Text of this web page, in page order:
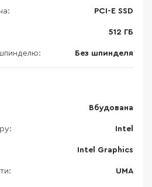
PCI-E SSD
512 ГБ
Без шпинделя
Вбудована
Intel
Intel Graphics
UMA